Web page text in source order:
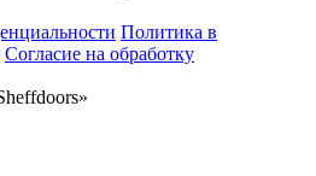
Политика в
Согласие на обработку